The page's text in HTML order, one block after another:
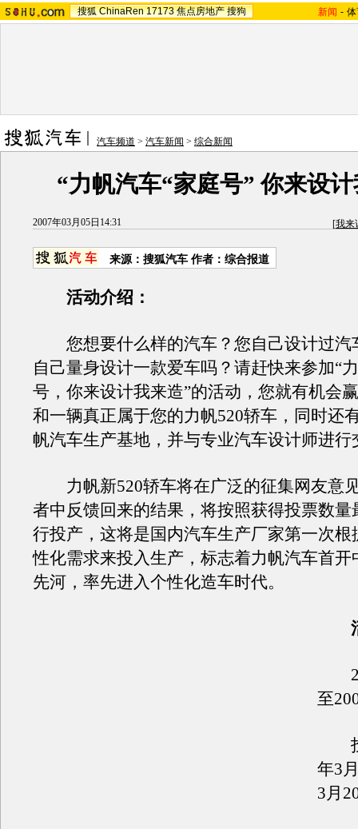
搜狐 ChinaRen 17173 焦点房地产 搜狗 新闻 -
汽车频道 > 汽车新闻 > 综合新闻
“力帆汽车“家庭号” 你来设
2007年03月05日14:31 [我来
来源：搜狐汽车 作者：综合报道
活动介绍：
您想要什么样的汽车？您自己设计过汽
自己量身设计一款爱车吗？请赶快来参加“
号，你来设计我来造”的活动，您就有机会
和一辆真正属于您的力帆520轿车，同时还
帆汽车生产基地，并与专业汽车设计师进行
力帆新520轿车将在广泛的征集网友意
者中反馈回来的结果，将按照获得投票数量
行投产，这将是国内汽车生产厂家第一次根
性化需求来投入生产，标志着力帆汽车首开
先河，率先进入个性化造车时代。
活
至
投
年3
3月